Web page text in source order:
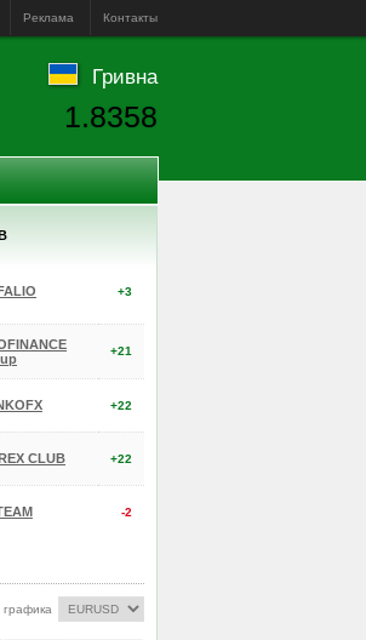
Реклама Контакты
+3
+21
+22
CLUB +22
-2
Гривна
1.8358